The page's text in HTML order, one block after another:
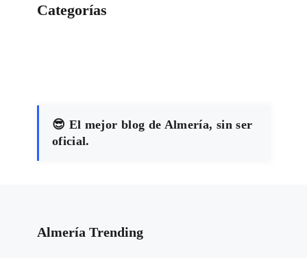
Categorías
😎 El mejor blog de Almería, sin ser
oficial.
Almería Trending